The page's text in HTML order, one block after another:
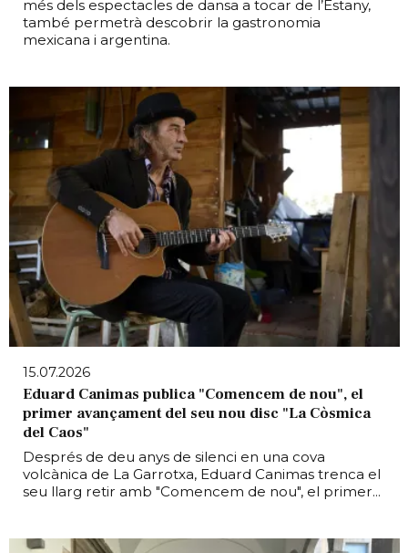
més dels espectacles de dansa a tocar de l’Estany,
també permetrà descobrir la gastronomia
mexicana i argentina.
15.07.2026
Eduard Canimas publica "Comencem de nou", el
primer avançament del seu nou disc "La Còsmica
del Caos"
Després de deu anys de silenci en una cova
volcànica de La Garrotxa, Eduard Canimas trenca el
seu llarg retir amb "Comencem de nou", el primer...